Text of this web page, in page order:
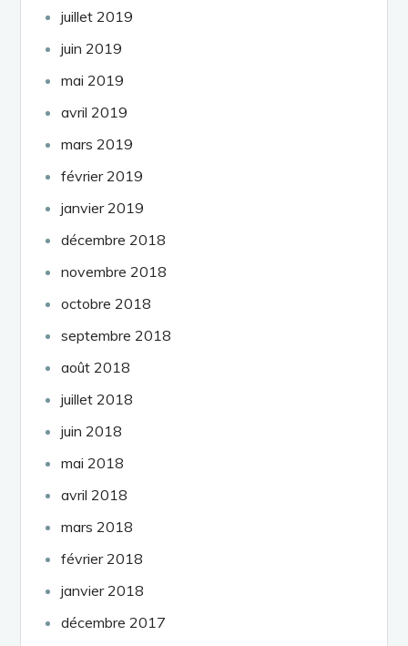
juillet 2019
juin 2019
mai 2019
avril 2019
mars 2019
février 2019
janvier 2019
décembre 2018
novembre 2018
octobre 2018
septembre 2018
août 2018
juillet 2018
juin 2018
mai 2018
avril 2018
mars 2018
février 2018
janvier 2018
décembre 2017